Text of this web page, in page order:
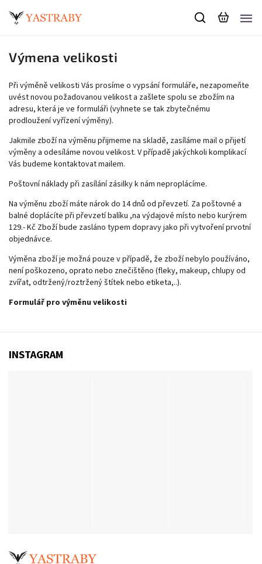
Výmena velikosti
Při výměně velikosti Vás prosíme o vypsání formuláře, nezapomeňte
uvést novou požadovanou velikost a zašlete spolu se zbožím na
adresu, která je ve formuláři (vyhnete se tak zbytečnému
prodloužení vyřízení výměny).
Jakmile zboží na výměnu přijmeme na skladě, zasíláme mail o přijetí
výměny a odesíláme novou velikost. V případě jakýchkoli komplikací
Vás budeme kontaktovat mailem.
Poštovní náklady při zasílání zásilky k nám neproplácíme.
Na výměnu zboží máte nárok do 14 dnů od převzetí. Za poštovné a
balné doplácíte při převzetí balíku ,na výdajové místo nebo kurýrem
129.- Kč Zboží bude zasláno typem dopravy jako při vytvoření prvotní
objednávce.
Výměna zboží je možná pouze v případě, že zboží nebylo používáno,
není poškozeno, oprato nebo znečištěno (fleky, makeup, chlupy od
zvířat, odtržený/roztržený štítek nebo etiketa,..).
Formulář pro výměnu velikosti
INSTAGRAM